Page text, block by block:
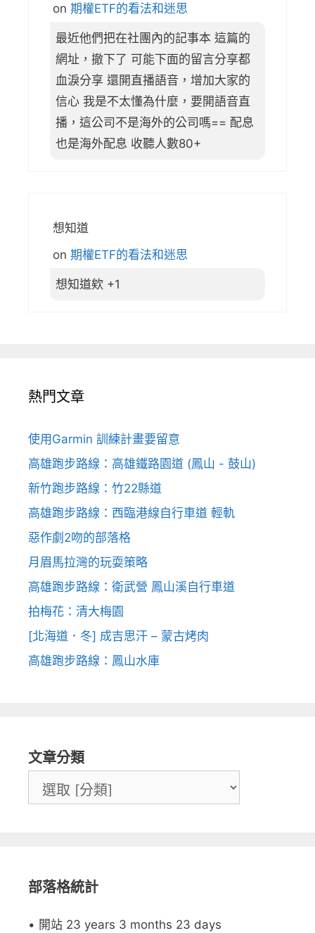
on 期權ETF的看法和迷思
最近他們把在社團內的記事本 這篇的
網址，撤下了 可能下面的留言分享都
血淚分享 還開直播語音，增加大家的
信心 我是不太懂為什麼，要開語音直
播，這公司不是海外的公司嗎== 配息
也是海外配息 收聽人數80+
想知道
on 期權ETF的看法和迷思
想知道欸 +1
熱門文章
使用Garmin 訓練計畫要留意
高雄跑步路線：高雄鐵路園道 (鳳山 - 鼓山)
新竹跑步路線：竹22縣道
高雄跑步路線：西臨港線自行車道 輕軌
惡作劇2吻的部落格
月眉馬拉灣的玩耍策略
高雄跑步路線：衛武營 鳳山溪自行車道
拍梅花：清大梅園
[北海道．冬] 成吉思汗 – 蒙古烤肉
高雄跑步路線：鳳山水庫
文章分類
部落格統計
• 開站 23 years 3 months 23 days